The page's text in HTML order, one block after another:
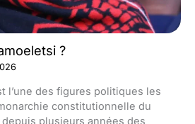
?
l’une des figures politiques les
constitutionnelle du
plusieurs années des